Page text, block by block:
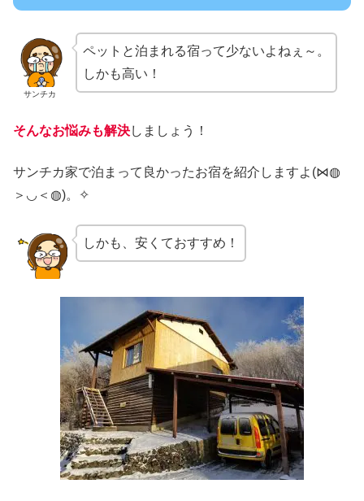
サンチカ
ペットと泊まれる宿って少ないよねぇ～。
しかも高い！
そんなお悩みも解決しましょう！
サンチカ家で泊まって良かったお宿を紹介しますよ(⋈◍
＞◡＜◍)。✧
しかも、安くておすすめ！